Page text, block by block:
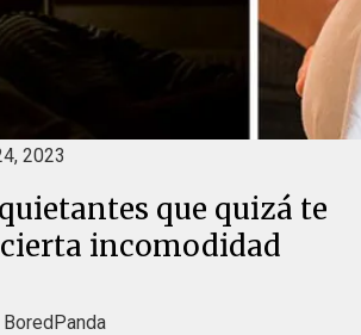
2023
que quizá te
incomodidad